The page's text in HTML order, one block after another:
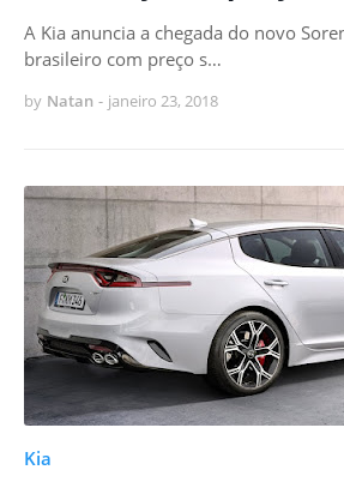
A Kia anuncia a chegada do novo
brasileiro com preço s…
by Natan - janeiro 23, 2018
Kia